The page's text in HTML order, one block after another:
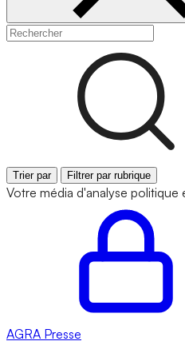
Trier par Filtrer par rubrique
Votre média d'analyse
AGRA Presse